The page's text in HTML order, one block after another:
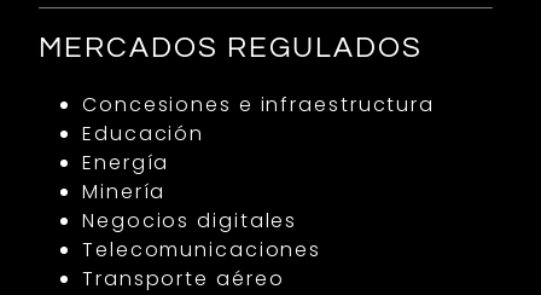
MERCADOS REGULADOS
Concesiones e infraestructura
Educación
Energía
Minería
Negocios digitales
Telecomunicaciones
Transporte aéreo